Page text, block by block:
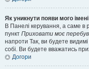
Як уникнути появи мого
В Панелі керування, а саме в
пункт Приховати моє
напроти Так, ви будете
собі. Ви будете вважатись
Догори